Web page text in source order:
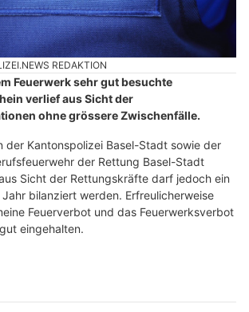
REDAKTION
Feuerwerk sehr gut besuchte
verlief aus Sicht der
ohne grössere Zwischenfälle.
der Kantonspolizei Basel-Stadt sowie der
der Rettung Basel-Stadt
Sicht der Rettungskräfte darf jedoch ein
bilanziert werden. Erfreulicherweise
Feuerverbot und das Feuerwerksverbot
eingehalten.